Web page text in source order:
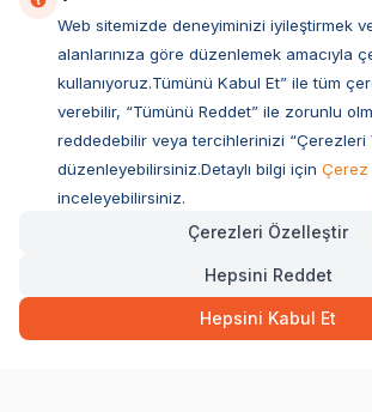
Müşteri Hizmetleri
Sıkça Sorulan Sorular
Ovacık Mah. Hacıoğlu Sok. No:13 Başiskele /
Müşteri Destek Hattı
Web sitemizde deneyiminizi iyileştirmek
alanlarınıza göre düzenlemek amacıyla
kullanıyoruz.Tümünü Kabul Et” ile tüm
verebilir, “Tümünü Reddet” ile zorunlu
reddedebilir veya tercihlerinizi “Çerezleri
düzenleyebilirsiniz.Detaylı bilgi için Çerez
inceleyebilirsiniz.
Çerezleri Özelleştir
Hepsini Reddet
Hepsini Kabul Et